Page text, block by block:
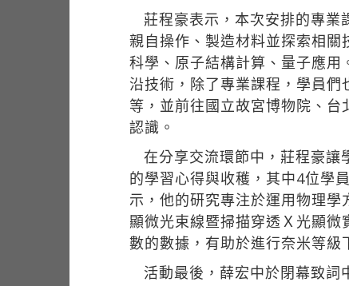
莊程豪表示，本次安排的專業
親自操作、製造材料並探索相
科學、原子結構計算、量子應
沿技術，除了專業課程，學員
等，並前往國立故宮博物院、
認識。
在分享交流環節中，莊程豪讓
的學習心得與收穫，其中4位學
示，他的研究專注於運用物理
顯微光束線暨掃描穿透Ｘ光顯
數的數據，有助於進行奈米等級
活動最後，薛宏中於閉幕致